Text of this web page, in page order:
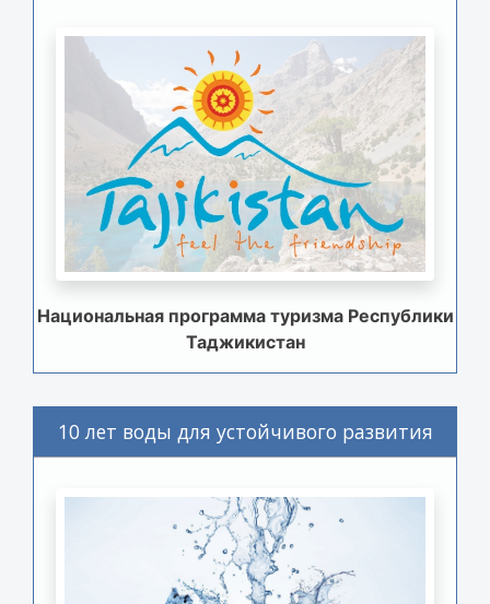
Национальная программа туризма Республики
Таджикистан
10 лет воды для устойчивого развития